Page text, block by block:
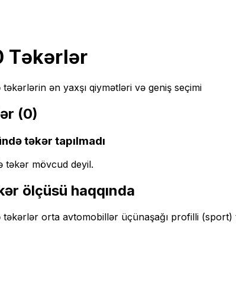
Təkərlər
ən yaxşı qiymətləri və geniş seçimi
(0)
təkər tapılmadı
təkər mövcud deyil.
ölçüsü haqqında
təkərlər orta avtomobillər üçünaşağı profilli (sport)